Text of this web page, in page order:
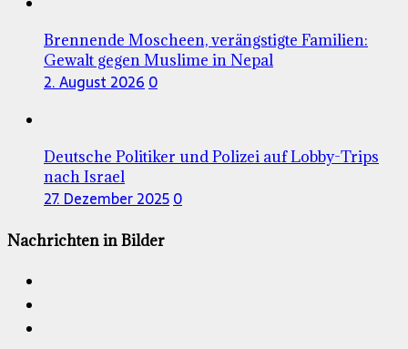
Brennende Moscheen, verängstigte Familien:
Gewalt gegen Muslime in Nepal
2. August 20260
Deutsche Politiker und Polizei auf Lobby-Trips
nach Israel
27. Dezember 20250
Nachrichten in Bilder